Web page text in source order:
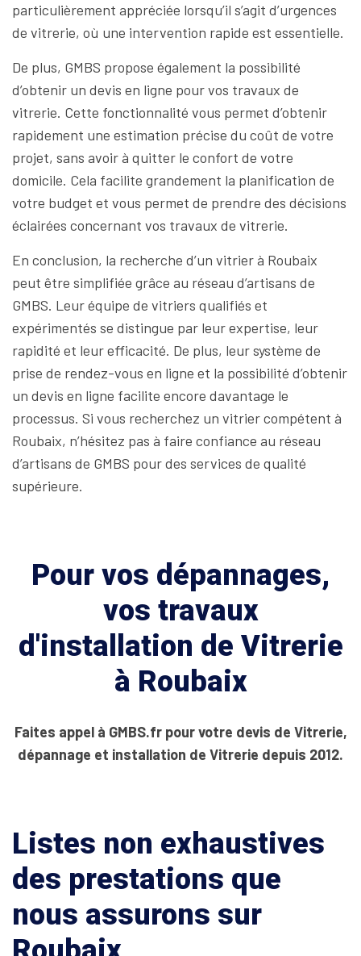
particulièrement appréciée lorsqu’il s’agit d’urgences
de vitrerie, où une intervention rapide est essentielle.
De plus, GMBS propose également la possibilité
d’obtenir un devis en ligne pour vos travaux de
vitrerie. Cette fonctionnalité vous permet d’obtenir
rapidement une estimation précise du coût de votre
projet, sans avoir à quitter le confort de votre
domicile. Cela facilite grandement la planification de
votre budget et vous permet de prendre des décisions
éclairées concernant vos travaux de vitrerie.
En conclusion, la recherche d’un vitrier à Roubaix
peut être simplifiée grâce au réseau d’artisans de
GMBS. Leur équipe de vitriers qualifiés et
expérimentés se distingue par leur expertise, leur
rapidité et leur efficacité. De plus, leur système de
prise de rendez-vous en ligne et la possibilité d’obtenir
un devis en ligne facilite encore davantage le
processus. Si vous recherchez un vitrier compétent à
Roubaix, n’hésitez pas à faire confiance au réseau
d’artisans de GMBS pour des services de qualité
supérieure.
Pour vos dépannages,
vos travaux
d'installation de Vitrerie
à Roubaix
Faites appel à GMBS.fr pour votre devis de Vitrerie,
dépannage et installation de Vitrerie depuis 2012.
Listes non exhaustives
des prestations que
nous assurons sur